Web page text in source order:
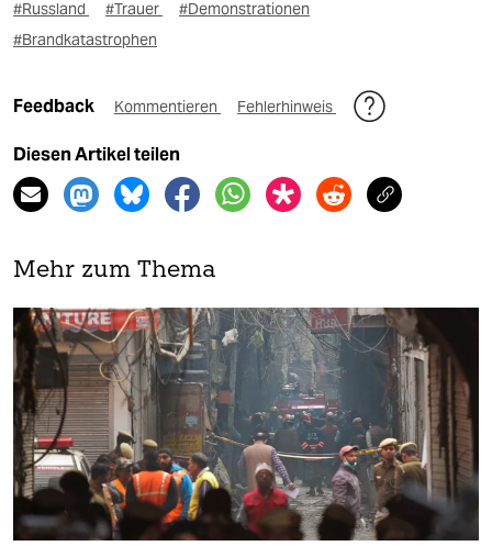
#Russland #Trauer
#Demonstrationen
#Brandkatastrophen
Feedback Kommentieren Fehlerhinweis
Diesen Artikel teilen
Mehr zum Thema